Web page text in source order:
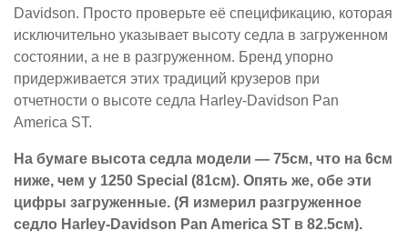
Davidson. Просто проверьте её спецификацию, которая
исключительно указывает высоту седла в загруженном
состоянии, а не в разгруженном. Бренд упорно
придерживается этих традиций крузеров при
отчетности о высоте седла Harley-Davidson Pan
America ST.
На бумаге высота седла модели — 75см, что на 6см
ниже, чем у 1250 Special (81см). Опять же, обе эти
цифры загруженные. (Я измерил разгруженное
седло Harley-Davidson Pan America ST в 82.5см).